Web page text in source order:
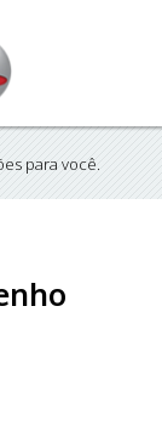
para você.